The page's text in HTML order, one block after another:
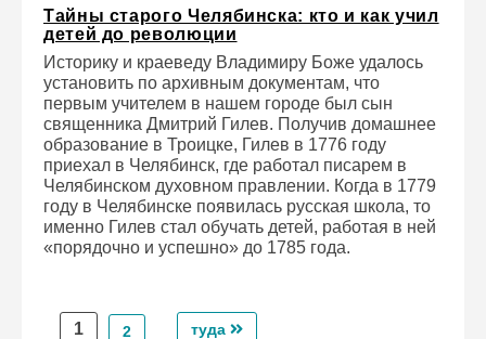
Тайны старого Челябинска: кто и как учил
детей до революции
Историку и краеведу Владимиру Боже удалось
установить по архивным документам, что
первым учителем в нашем городе был сын
священника Дмитрий Гилев. Получив домашнее
образование в Троицке, Гилев в 1776 году
приехал в Челябинск, где работал писарем в
Челябинском духовном правлении. Когда в 1779
году в Челябинске появилась русская школа, то
именно Гилев стал обучать детей, работая в ней
«порядочно и успешно» до 1785 года.
1 2 туда